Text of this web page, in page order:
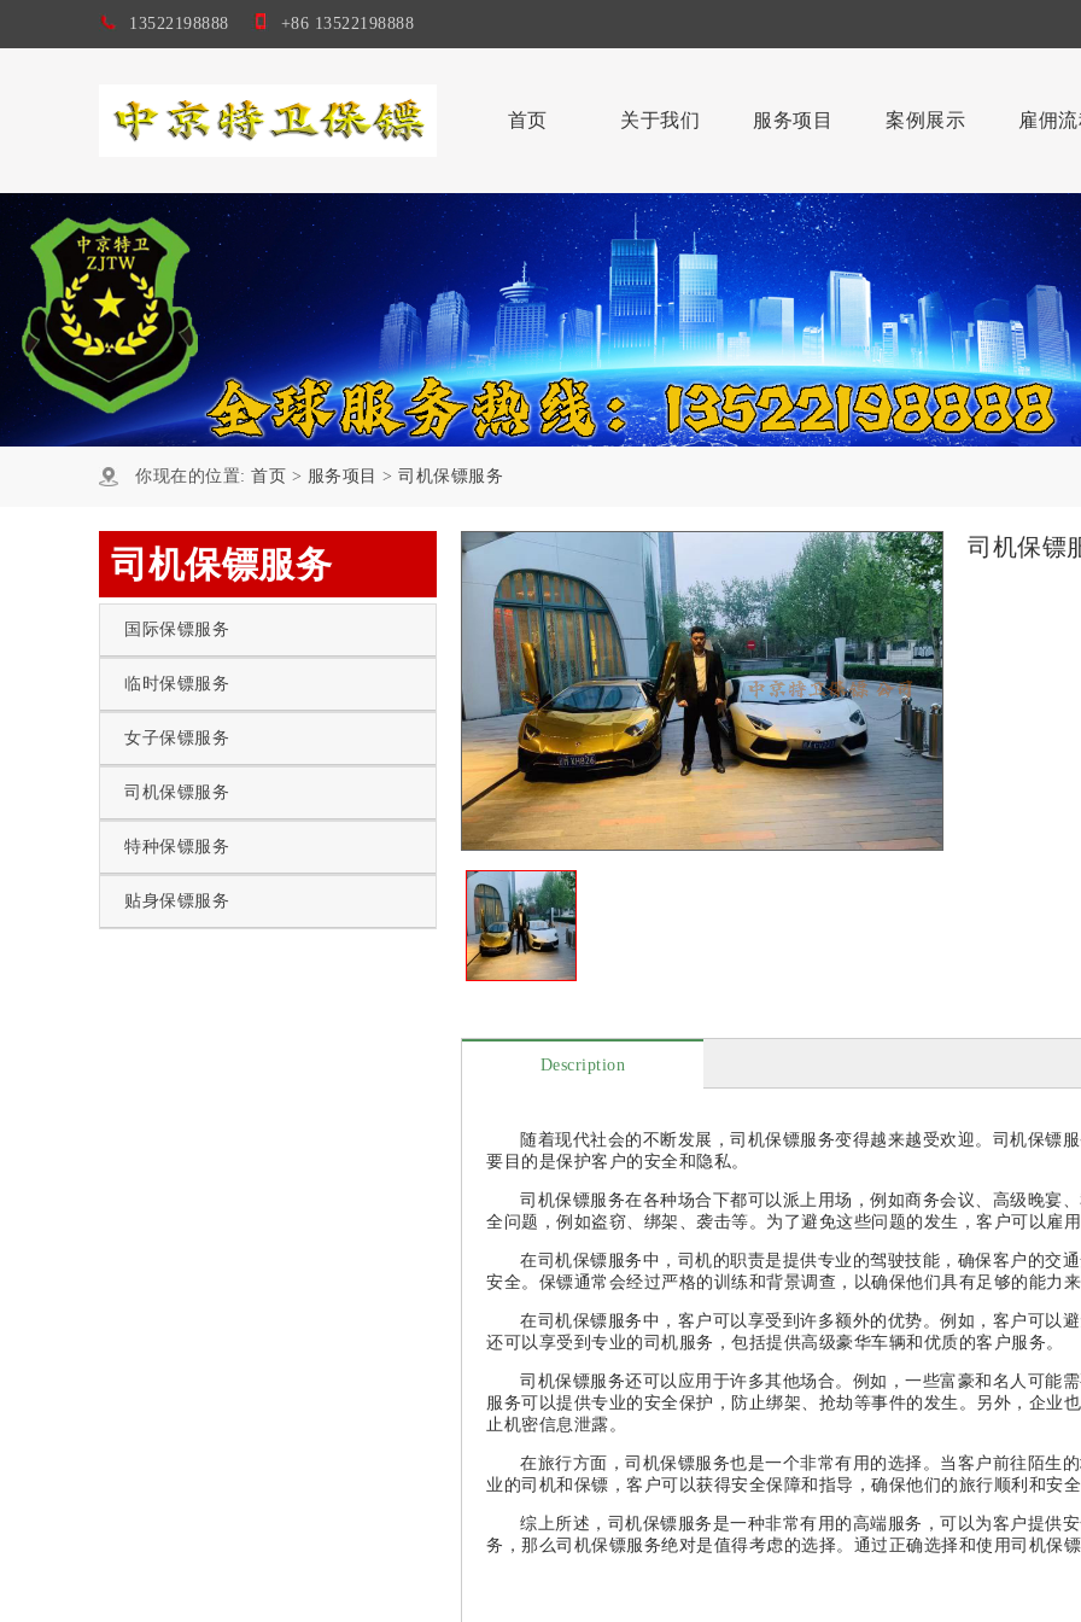
13522198888 +86 13522198888
首页 关于我们 服务项目 案例展示 雇佣
你现在的位置: 首页 > 服务项目 > 司机保镖服务
司机保镖服务
国际保镖服务
临时保镖服务
女子保镖服务
司机保镖服务
特种保镖服务
贴身保镖服务
司机保镖
Description
随着现代社会的不断发展，司机保镖服务变得越来越受欢迎。司机保镖
要目的是保护客户的安全和隐私。
司机保镖服务在各种场合下都可以派上用场，例如商务会议、高级晚宴
全问题，例如盗窃、绑架、袭击等。为了避免这些问题的发生，客户可以雇
在司机保镖服务中，司机的职责是提供专业的驾驶技能，确保客户的交
安全。保镖通常会经过严格的训练和背景调查，以确保他们具有足够的能力
在司机保镖服务中，客户可以享受到许多额外的优势。例如，客户可以
还可以享受到专业的司机服务，包括提供高级豪华车辆和优质的客户服务。
司机保镖服务还可以应用于许多其他场合。例如，一些富豪和名人可能
服务可以提供专业的安全保护，防止绑架、抢劫等事件的发生。另外，企业
止机密信息泄露。
在旅行方面，司机保镖服务也是一个非常有用的选择。当客户前往陌生
业的司机和保镖，客户可以获得安全保障和指导，确保他们的旅行顺利和安
综上所述，司机保镖服务是一种非常有用的高端服务，可以为客户提供
务，那么司机保镖服务绝对是值得考虑的选择。通过正确选择和使用司机保